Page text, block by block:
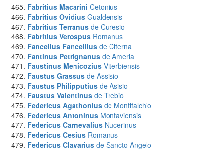
Fabritius Macarini Cetonius
Fabritius Ovidius Gualdensis
Fabritius Terranus de Curesio
Fabritius Verospus Romanus
Fancellus Fancellius de Citerna
Fantinus Petrignanus de Ameria
Faustinus Menicozius Viterbiensis
Faustus Grassus de Assisio
Faustus Philipputius de Asisio
Faustus Valentinus de Trebio
Federicus Agathonius de Montifalchio
Federicus Antoninus Montaviensis
Federicus Carnevalius Nucerinus
Federicus Cesius Romanus
Federicus Clavarius de Sancto Angelo